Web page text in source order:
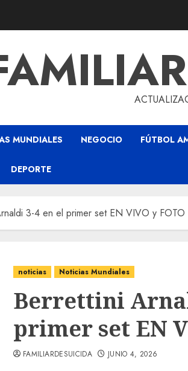
MUNDIALES NEGOCIO FÚTBOL
DEPORTE
3-4 en el primer set EN VIVO y FOTO
noticias Noticias Mundiales
Berrettini
primer set EN
FAMILIARDESUICIDA JUNIO 4, 2026